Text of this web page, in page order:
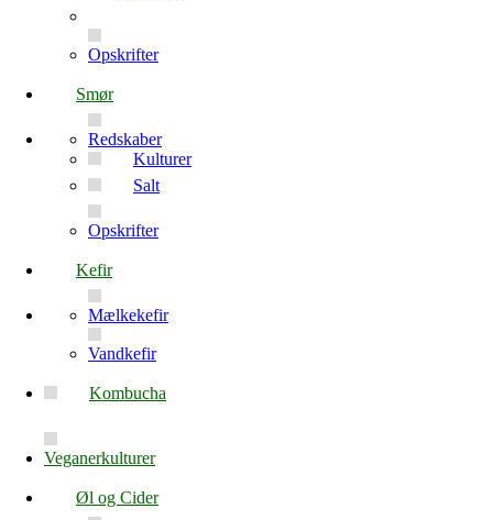
Opskrifter
Smør
Redskaber
Kulturer
Salt
Opskrifter
Kefir
Mælkekefir
Vandkefir
Kombucha
Veganerkulturer
Øl og Cider